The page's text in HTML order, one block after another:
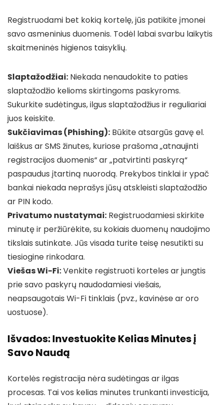
Registruodami bet kokią kortelę, jūs patikite įmonei
savo asmeninius duomenis. Todėl labai svarbu laikytis
skaitmeninės higienos taisyklių.
Slaptažodžiai: Niekada nenaudokite to paties
slaptažodžio kelioms skirtingoms paskyroms.
Sukurkite sudėtingus, ilgus slaptažodžius ir reguliariai
juos keiskite.
Sukčiavimas (Phishing): Būkite atsargūs gavę el.
laiškus ar SMS žinutes, kuriose prašoma „atnaujinti
registracijos duomenis“ ar „patvirtinti paskyrą“
paspaudus įtartiną nuorodą. Prekybos tinklai ir ypač
bankai niekada neprašys jūsų atskleisti slaptažodžio
ar PIN kodo.
Privatumo nustatymai: Registruodamiesi skirkite
minutę ir peržiūrėkite, su kokiais duomenų naudojimo
tikslais sutinkate. Jūs visada turite teisę nesutikti su
tiesiogine rinkodara.
Viešas Wi-Fi:Venkite registruoti korteles ar jungtis
prie savo paskyrų naudodamiesi viešais,
neapsaugotais Wi-Fi tinklais (pvz., kavinėse ar oro
uostuose).
Išvados: Investuokite Kelias Minutes į
Savo Naudą
Kortelės registracija nėra sudėtingas ar ilgas
procesas. Tai vos kelias minutes trunkanti investicija,